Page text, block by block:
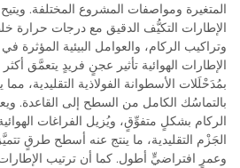
المتغيرة ومواصفات المشروع المختلفة.
الإطارات التكيُّف الدقيق مع درجات حرارة
وتراكيب الركام، والعوامل البيئية المؤثرة
الإطارات الهوائية تأثير عجنٍ فريدٍ يتعمَّق
بمُدَحْلَلات الأسطوانة الفولاذية التقليدية،
بالتماسُك الكامل من السطح إلى القاعدة.
الركام بشكلٍ متفوِّقٍ، ويُزيل الفراغات
الجَزْم التقليدية، ما ينتج عنه أسطح طرقٍ
وعمرٍ افتراضيٍّ أطول. كما أن ترتيب